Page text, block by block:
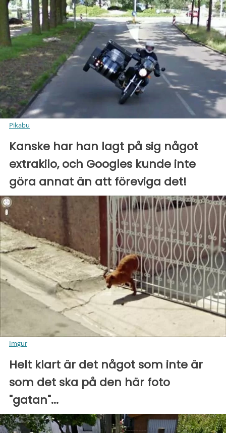
Pikabu
Kanske har han lagt på sig något
extrakilo, och Googles kunde inte
göra annat än att föreviga det!
Imgur
Helt klart är det något som inte är
som det ska på den här foto
"gatan"...